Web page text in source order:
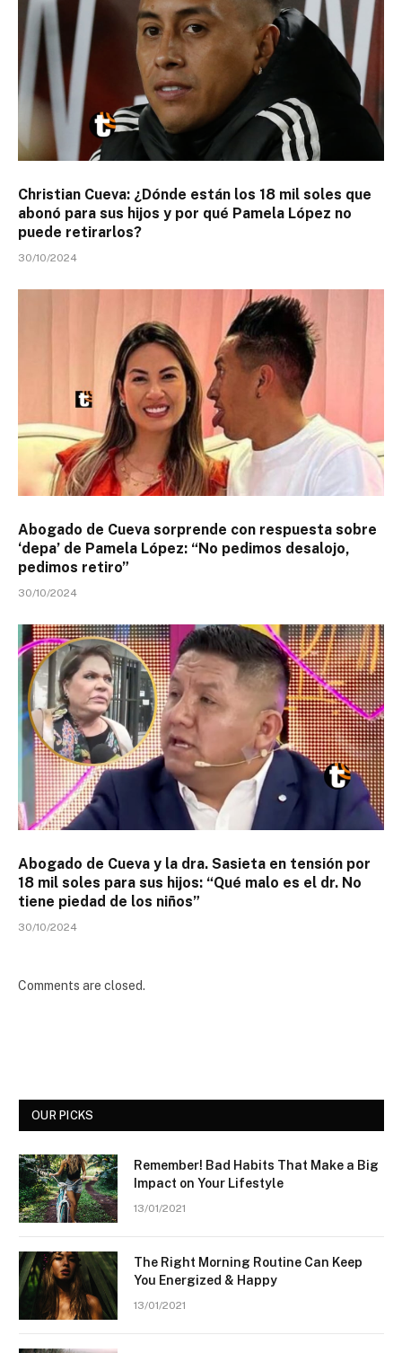
Christian Cueva: ¿Dónde están los 18 mil soles que
abonó para sus hijos y por qué Pamela López no
puede retirarlos?
30/10/2024
Abogado de Cueva sorprende con respuesta sobre
‘depa’ de Pamela López: “No pedimos desalojo,
pedimos retiro”
30/10/2024
Abogado de Cueva y la dra. Sasieta en tensión por
18 mil soles para sus hijos: “Qué malo es el dr. No
tiene piedad de los niños”
30/10/2024
Comments are closed.
OUR PICKS
Remember! Bad Habits That Make a Big
Impact on Your Lifestyle
13/01/2021
The Right Morning Routine Can Keep
You Energized & Happy
13/01/2021